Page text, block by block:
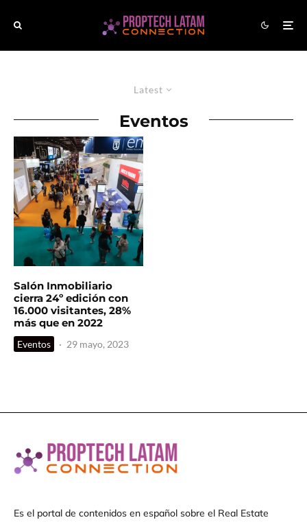
Latest
Eventos
Salón Inmobiliario
cierra 24º edición con
16.000 visitantes, 28%
más que en 2022
Eventos · 29 mayo, 2023
Es el portal de contenidos en español sobre el Real Estate